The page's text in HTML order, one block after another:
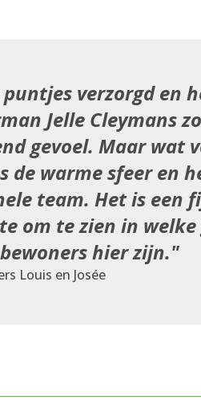
verzorgd en
Jelle Cleymans
gevoel. Maar wat
de warme sfeer en
team. Het is een
om te zien in welke
hier zijn.
Louis en Josée